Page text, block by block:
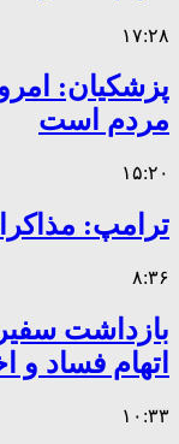
۱۷:۲۸
پزشکیان:
مردم است
۱۵:۲۰
ترامپ:
۸:۳۶
بازداشت
اتهام فساد و
۱۰:۳۳